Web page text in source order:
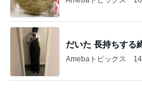
だいた 長持ちする
Amebaトピックス